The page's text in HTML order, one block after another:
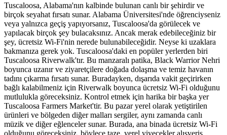
Tuscaloosa, Alabama'nın kalbinde bulunan canlı bir şehirdir ve
birçok seyahat fırsatı sunar. Alabama Üniversitesi'nde öğrenciyseniz
veya yalnızca geçiş yapıyorsanız, Tuscaloosa'da görülecek ve
yapılacak birçok şey bulacaksınız. Ancak merak edebileceğiniz bir
şey, ücretsiz Wi-Fi'nin nerede bulunabileceğidir. Neyse ki uzaklara
bakmanıza gerek yok. Tuscaloosa'daki en popüler yerlerden biri
Tuscaloosa Riverwalk'tır. Bu manzaralı patika, Black Warrior Nehri
boyunca uzanır ve ziyaretçilere doğada dolaşma ve temiz havanın
tadını çıkarma fırsatı sunar. Buradayken, dışarıda vakit geçirirken
bağlı kalabilmeniz için Riverwalk boyunca ücretsiz Wi-Fi olduğunu
mutlulukla göreceksiniz. Kontrol etmek için harika bir başka yer
Tuscaloosa Farmers Market'tir. Bu pazar yerel olarak yetiştirilen
ürünleri ve bölgeden diğer malları sergiler, aynı zamanda canlı
müzik ve diğer eğlenceler sunar. Burada, ana binada ücretsiz Wi-Fi
olduğunu göreceksiniz, böylece taze, yerel yiyecekler alışveriş